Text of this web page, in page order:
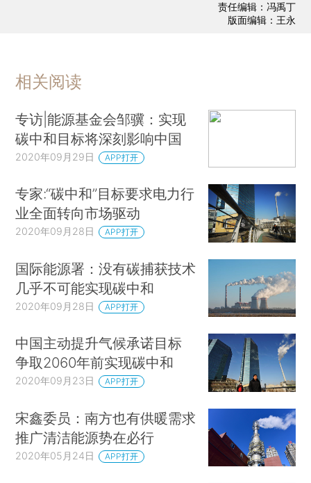
责任编辑：冯禹丁
版面编辑：王永
相关阅读
专访|能源基金会邹骥：实现
碳中和目标将深刻影响中国
2020年09月29日 APP打开
专家:“碳中和”目标要求电力行
业全面转向市场驱动
2020年09月28日 APP打开
国际能源署：没有碳捕获技术
几乎不可能实现碳中和
2020年09月28日 APP打开
中国主动提升气候承诺目标
争取2060年前实现碳中和
2020年09月23日 APP打开
宋鑫委员：南方也有供暖需求
推广清洁能源势在必行
2020年05月24日 APP打开